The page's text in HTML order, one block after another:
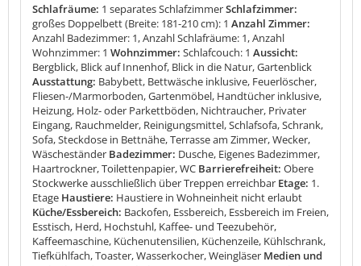
Schlafräume: 1 separates SchlafzimmerSchlafzimmer:
großes Doppelbett (Breite: 181-210 cm): 1 Anzahl Zimmer:
Anzahl Badezimmer: 1, Anzahl Schlafräume: 1, Anzahl
Wohnzimmer: 1 Wohnzimmer: Schlafcouch: 1 Aussicht:
Bergblick, Blick auf Innenhof, Blick in die Natur, Gartenblick
Ausstattung: Babybett, Bettwäsche inklusive, Feuerlöscher,
Fliesen-/Marmorboden, Gartenmöbel, Handtücher inklusive,
Heizung, Holz- oder Parkettböden, Nichtraucher, Privater
Eingang, Rauchmelder, Reinigungsmittel, Schlafsofa, Schrank,
Sofa, Steckdose in Bettnähe, Terrasse am Zimmer, Wecker,
Wäscheständer Badezimmer: Dusche, Eigenes Badezimmer,
Haartrockner, Toilettenpapier, WC Barrierefreiheit: Obere
Stockwerke ausschließlich über Treppen erreichbar Etage: 1.
Etage Haustiere: Haustiere in Wohneinheit nicht erlaubt
Küche/Essbereich: Backofen, Essbereich, Essbereich im Freien,
Esstisch, Herd, Hochstuhl, Kaffee- und Teezubehör,
Kaffeemaschine, Küchenutensilien, Küchenzeile, Kühlschrank,
Tiefkühlfach, Toaster, Wasserkocher, Weingläser Medien und